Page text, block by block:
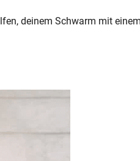
deinem Schwarm mit